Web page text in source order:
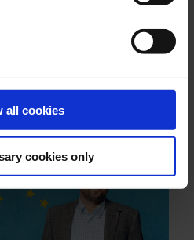
all cookies
cookies only
gastos de envío